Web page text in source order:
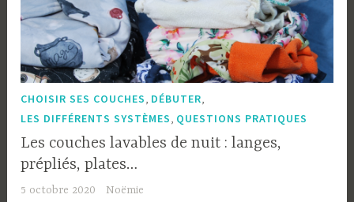
CHOISIR SES COUCHES DÉBUTER
LES DIFFÉRENTS SYSTÈMES QUESTIONS PRATIQUES
Les couches lavables de nuit : langes,
prépliés, plates…
5 octobre 2020 Noëmie